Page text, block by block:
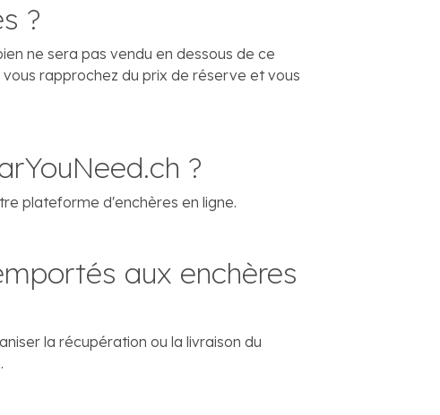
?
ne sera pas vendu en dessous de ce
rapprochez du prix de réserve et vous
?
plateforme d'enchères en ligne.
aux enchères
la récupération ou la livraison du